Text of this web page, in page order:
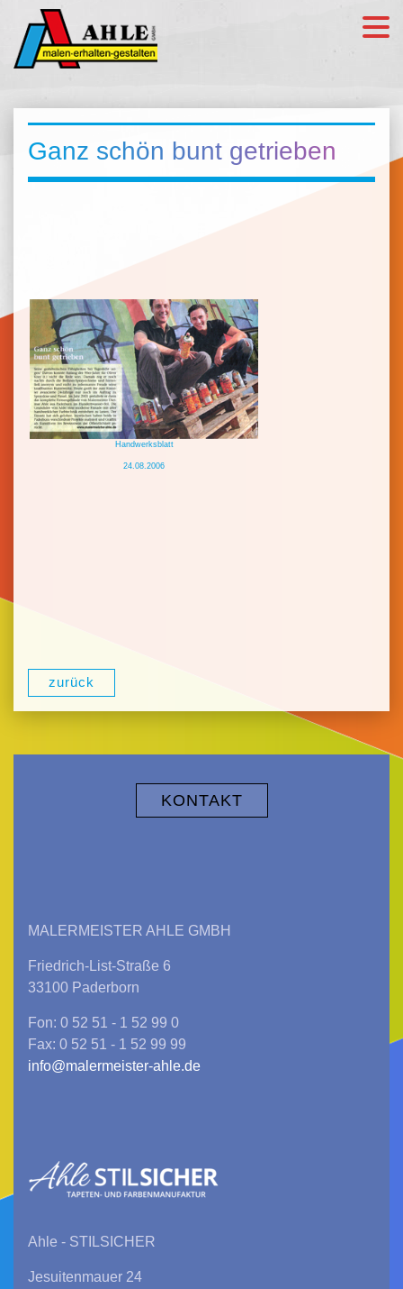
Ganz schön bunt getrieben
Handwerksblatt
24.08.2006
zurück
KONTAKT
MALERMEISTER AHLE GMBH
Friedrich-List-Straße 6
33100 Paderborn
Fon: 0 52 51 - 1 52 99 0
Fax: 0 52 51 - 1 52 99 99
info@malermeister-ahle.de
Ahle - STILSICHER
Jesuitenmauer 24